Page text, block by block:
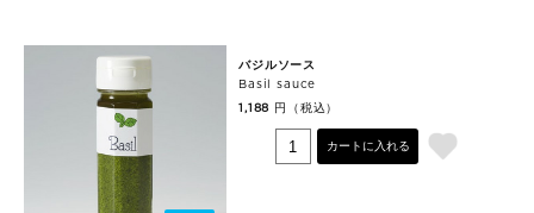
バジルソース
Basil sauce
1,188 円（税込）
カートに入れる